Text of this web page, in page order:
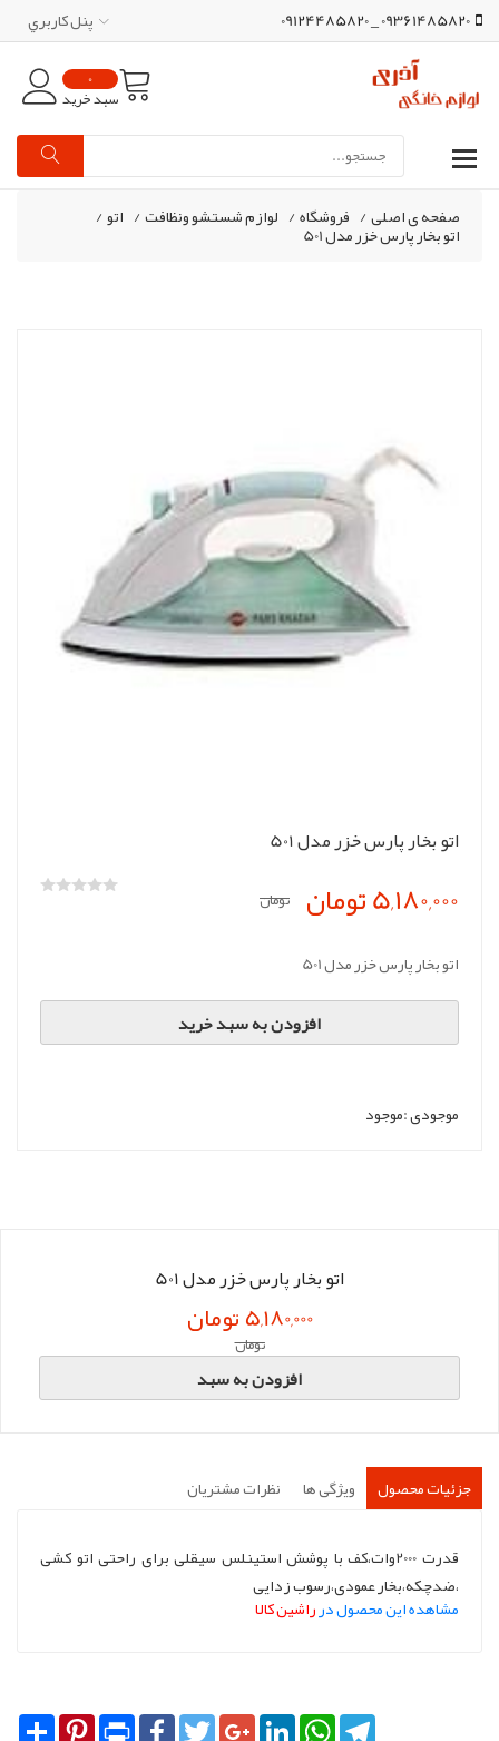
09361485820 _ 09124485820 پنل کاربري
0
سبد خرید
صفحه ی اصلی/ فروشگاه/ لوازم شستشو ونظافت/ اتو/
اتو بخار پارس خزر مدل 501
اتو بخار پارس خزر مدل 501
5,180,000 تومان تومان
اتو بخار پارس خزر مدل 501
افزودن به سبد خرید
موجودی :موجود
اتو بخار پارس خزر مدل 501
5,180,000 تومان
تومان
افزودن به سبد
جزئیات محصول ویژگی ها نظرات مشتریان
قدرت 2000وات،کف با پوشش استینلس سیقلی برای راحتی اتو کشی
،ضدچکه،بخار عمودی،رسوب زدایی
مشاهده این محصول درراشین کالا
Share PinterestPrint FacebookTwitterGoogle+LinkedInWhatsApp